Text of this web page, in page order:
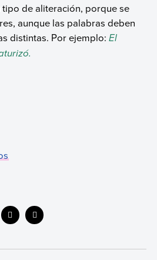
de aliteración, porque se
aunque las palabras deben
distintas. Por ejemplo: El